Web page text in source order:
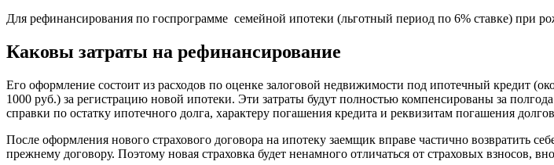
Для рефинансирования по госпрограмме семейной ипотеки (льготный период по 6% ставке) при
Каковы затраты на рефинансирование
Его оформление состоит из расходов по оценке залоговой недвижимости под ипотечный кредит
1000 руб.) за регистрацию новой ипотеки. Эти затраты будут полностью компенсированы за
справки по остатку ипотечного долга, характеру погашения кредита и реквизитам погашения
После оформления нового страхового договора на ипотеку заемщик вправе частично возвратить
прежнему договору. Поэтому новая страховка будет ненамного отличаться от страховых взносов,